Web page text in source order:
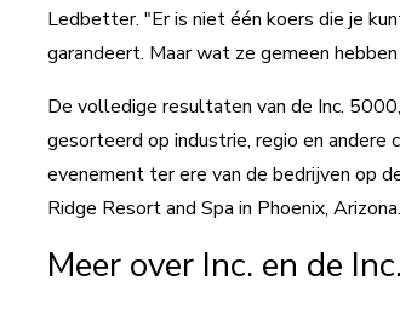
Ledbetter. "Er is niet één koers die je
garandeert. Maar wat ze gemeen
De volledige resultaten van de Inc.
gesorteerd op industrie, regio en andere
evenement ter ere van de bedrijven op
Ridge Resort and Spa in Phoenix, Arizona.
Meer over Inc. en de